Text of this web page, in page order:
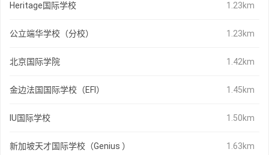
Heritage国际学校 1.23km
公立端华学校（分校） 1.23km
北京国际学院 1.42km
金边法国国际学校（EFI） 1.45km
IU国际学校 1.50km
新加坡天才国际学校（Genius ） 1.63km